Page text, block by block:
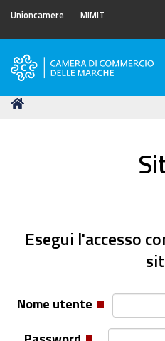
Unioncamere MIMIT
Camera
Commercio
Tu
Esegui l'accesso
Nome utente
Password